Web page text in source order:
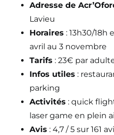
Adresse de
Lavieu
Horaires : 13h30/18h
avril au 3 novembre
Tarifs : 23€ par
Infos utiles :
parking
Activités : quick
laser game en plein
Avis : 4,7 / 5 sur 161